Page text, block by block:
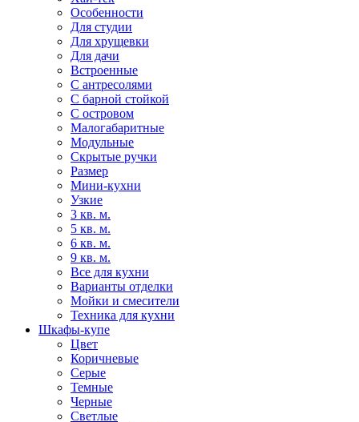
Особенности
Для студии
Для хрущевки
Для дачи
Встроенные
С антресолями
С барной стойкой
С островом
Малогабаритные
Модульные
Скрытые ручки
Размер
Мини-кухни
Узкие
3 кв. м.
5 кв. м.
6 кв. м.
9 кв. м.
Все для кухни
Варианты отделки
Мойки и смесители
Техника для кухни
Шкафы-купе
Цвет
Коричневые
Серые
Темные
Черные
Светлые